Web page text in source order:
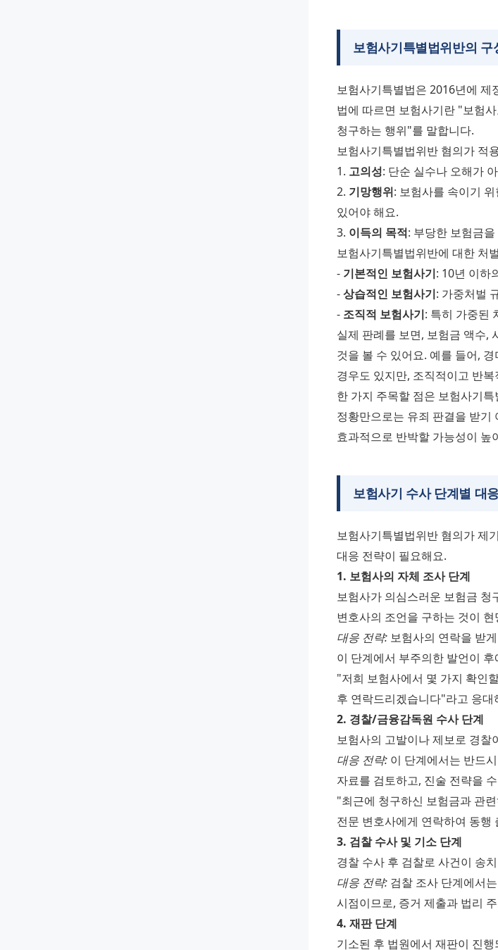
보험사기특별법위반의 구
보험사기특별법은 2016년에 제
법에 따르면 보험사기란 "보험
청구하는 행위"를 말합니다.
보험사기특별법위반 혐의가 적
1. 고의성: 단순 실수나 오해가
2. 기망행위: 보험사를 속이기
있어야 해요.
3. 이득의 목적: 부당한 보험금
보험사기특별법위반에 대한 처
- 기본적인 보험사기: 10년 이하
- 상습적인 보험사기: 가중처벌
- 조직적 보험사기: 특히 가중된
실제 판례를 보면, 보험금 액수,
것을 볼 수 있어요. 예를 들어,
경우도 있지만, 조직적이고 반
한 가지 주목할 점은 보험사기
정황만으로는 유죄 판결을 받기
효과적으로 반박할 가능성이 높
보험사기 수사 단계별 대
보험사기특별법위반 혐의가 제
대응 전략이 필요해요.
1. 보험사의 자체 조사 단계
보험사가 의심스러운 보험금 청
변호사의 조언을 구하는 것이 현
대응 전략: 보험사의 연락을 받
이 단계에서 부주의한 발언이
"저희 보험사에서 몇 가지 확인
후 연락드리겠습니다"라고 응대
2. 경찰/금융감독원 수사 단계
보험사의 고발이나 제보로 경
대응 전략: 이 단계에서는 반드
자료를 검토하고, 진술 전략을
"최근에 청구하신 보험금과 관
전문 변호사에게 연락하여 동행
3. 검찰 수사 및 기소 단계
경찰 수사 후 검찰로 사건이 송
대응 전략: 검찰 조사 단계에서
시점이므로, 증거 제출과 법리
4. 재판 단계
기소된 후 법원에서 재판이 진